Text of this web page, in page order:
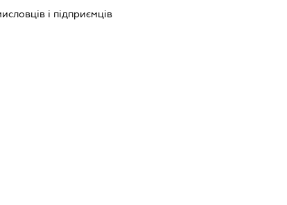
і підприємців